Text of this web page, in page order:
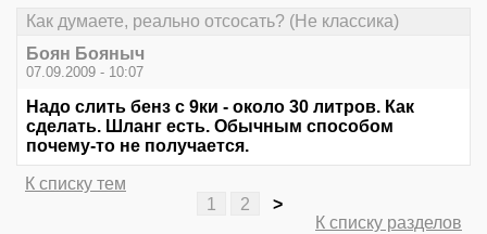
Как думаете, реально отсосать? (Не классика)
Боян Бояныч
07.09.2009 - 10:07
Надо слить бенз с 9ки - около 30 литров. Как
сделать. Шланг есть. Обычным способом
почему-то не получается.
К списку тем
1
2
>
К списку разделов